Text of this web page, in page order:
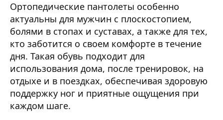
Ортопедические пантолеты особенно
актуальны для мужчин с плоскостопием,
болями в стопах и суставах, а также для тех,
кто заботится о своем комфорте в течение
дня. Такая обувь подходит для
использования дома, после тренировок, на
отдыхе и в поездках, обеспечивая здоровую
поддержку ног и приятные ощущения при
каждом шаге.